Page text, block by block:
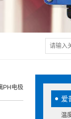
爱
温
PH电极